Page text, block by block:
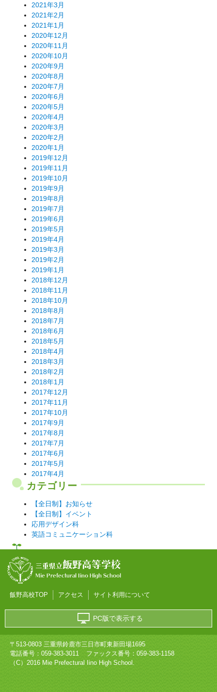
2021年3月
2021年2月
2021年1月
2020年12月
2020年11月
2020年10月
2020年9月
2020年8月
2020年7月
2020年6月
2020年5月
2020年4月
2020年3月
2020年2月
2020年1月
2019年12月
2019年11月
2019年10月
2019年9月
2019年8月
2019年7月
2019年6月
2019年5月
2019年4月
2019年3月
2019年2月
2019年1月
2018年12月
2018年11月
2018年10月
2018年8月
2018年7月
2018年6月
2018年5月
2018年4月
2018年3月
2018年2月
2018年1月
2017年12月
2017年11月
2017年10月
2017年9月
2017年8月
2017年7月
2017年6月
2017年5月
2017年4月
カテゴリー
【全日制】お知らせ
【全日制】イベント
応用デザイン科
英語コミュニケーション科
三重県立飯野高等学校
Mie Prefectural Iino High School
飯野高校TOP アクセス サイト利用について
PC版で表示する
〒513-0803 三重県鈴鹿市三日市町東新田場1695
電話番号： 059-383-3011
ファックス番号：059-383-1158
（C）2016 Mie Prefectural Iino High School.